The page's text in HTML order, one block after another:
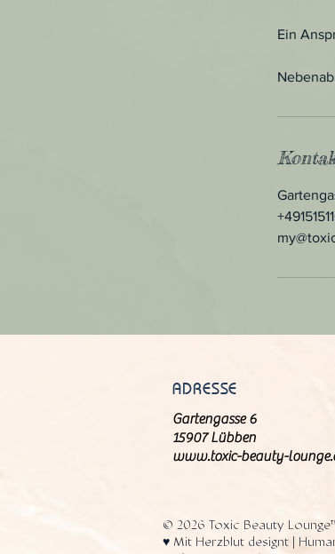
Ein
ADRESSE
Gartengasse 6
15907 Lübben
www.toxic-beauty-
© 2026 Toxic Beauty
♥️ Mit Herzblut designt |